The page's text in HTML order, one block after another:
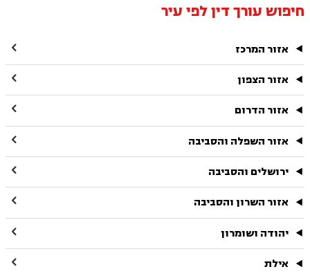
חיפוש עורך דין לפי עיר
אזור המרכז 
אזור הצפון 
אזור הדרום 
אזור השפלה והסביבה 
ירושלים והסביבה 
אזור השרון והסביבה 
יהודה ושומרון 
אילת 